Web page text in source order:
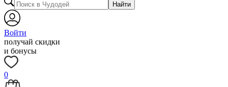
Найти
Войти
получай скидки
и бонусы
0